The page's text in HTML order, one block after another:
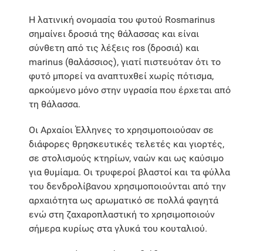
Η λατινική ονομασία του φυτού Rosmarinus
σημαίνει δροσιά της θάλασσας και είναι
σύνθετη από τις λέξεις ros (δροσιά) και
marinus (θαλάσσιος), γιατί πιστευόταν ότι το
φυτό μπορεί να αναπτυχθεί χωρίς πότισμα,
αρκούμενο μόνο στην υγρασία που έρχεται από
τη θάλασσα.
Οι Αρχαίοι Έλληνες το χρησιμοποιούσαν σε
διάφορες θρησκευτικές τελετές και γιορτές,
σε στολισμούς κτηρίων, ναών και ως καύσιμο
για θυμίαμα. Οι τρυφεροί βλαστοί και τα φύλλα
του δενδρολίβανου χρησιμοποιούνται από την
αρχαιότητα ως αρωματικό σε πολλά φαγητά
ενώ στη ζαχαροπλαστική το χρησιμοποιούν
σήμερα κυρίως στα γλυκά του κουταλιού.